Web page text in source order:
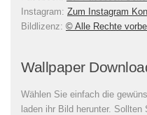
Instagram: Zum Instagram
Bildlizenz: © Alle Rechte
Wallpaper
Wählen Sie einfach die
laden ihr Bild herunter. Sollten